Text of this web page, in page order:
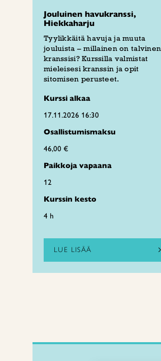
Jouluinen havukranssi,
Hiekkaharju
Tyylikkäitä havuja ja muuta
jouluista – millainen on talvinen
kranssisi? Kurssilla valmistat
mieleisesi kranssin ja opit
sitomisen perusteet.
Kurssi alkaa
17.11.2026 16:30
Osallistumismaksu
46,00 €
Paikkoja vapaana
12
Kurssin kesto
4 h
LUE LISÄÄ